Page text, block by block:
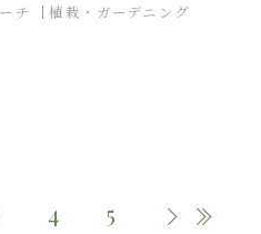
チ
植栽・ガーデニング
4 5